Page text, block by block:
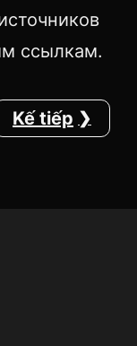
ссылкам.
Kế tiếp